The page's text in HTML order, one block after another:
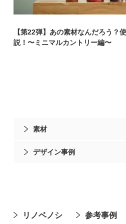
【第22弾】あの素材なんだろう？
説！〜ミニマルカントリー編〜
素材
デザイン事例
リノベノシ 参考事例